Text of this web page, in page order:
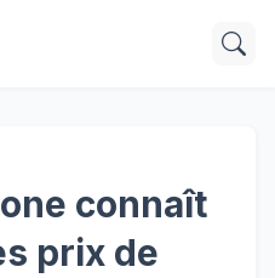
connaît
prix de